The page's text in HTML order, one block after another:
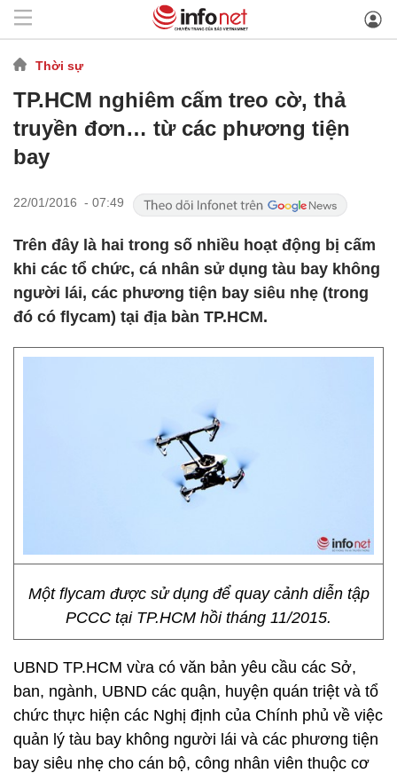
Thời sự
TP.HCM nghiêm cấm treo cờ, thả
truyền đơn… từ các phương tiện
bay
22/01/2016 - 07:49
Trên đây là hai trong số nhiều hoạt động bị cấm
khi các tổ chức, cá nhân sử dụng tàu bay không
người lái, các phương tiện bay siêu nhẹ (trong
đó có flycam) tại địa bàn TP.HCM.
Một flycam được sử dụng để quay cảnh diễn tập
PCCC tại TP.HCM hồi tháng 11/2015.
UBND TP.HCM vừa có văn bản yêu cầu các Sở,
ban, ngành, UBND các quận, huyện quán triệt và tổ
chức thực hiện các Nghị định của Chính phủ về việc
quản lý tàu bay không người lái và các phương tiện
bay siêu nhẹ cho cán bộ, công nhân viên thuộc cơ